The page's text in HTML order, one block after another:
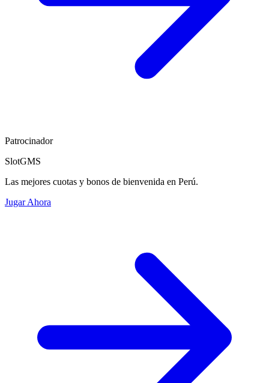
Patrocinador
SlotGMS
Las mejores cuotas y bonos de bienvenida en Perú.
Jugar Ahora